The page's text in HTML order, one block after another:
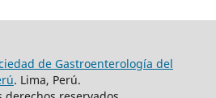
de Gastroenterología del
. Lima, Perú.